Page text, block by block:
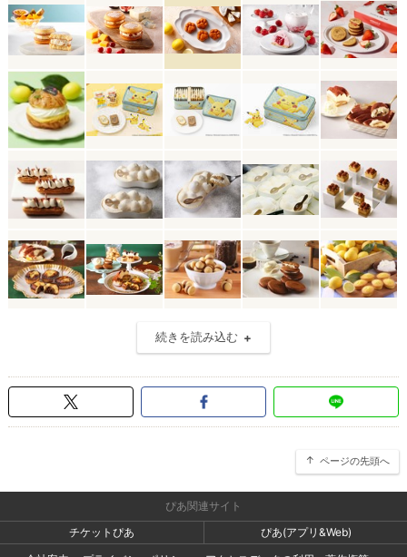
続きを読み込む
ページの先頭へ
ぴあ関連サイト
チケットぴあ
ぴあ(アプリ&Web)